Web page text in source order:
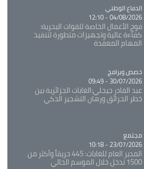
Catégorie
الدفاع الوطني
04/08/2026 - 12:10
فوج الأعمال الخاصة للقوات البحرية:
كفاءة عالية وتجهيزات متطورة لتنفيذ
المهام المعقدة
Catégorie
حصص وبرامج
30/07/2026 - 09:49
عبد القادر جيجلي:الغابات الجزائرية بين
خطر الحرائق ورهان التشجير الذكي
Catégorie
مجتمع
23/07/2026 - 10:18
المدير العام للغابات: 445 حريقاً وأكثر من
1500 تدخل خلال الموسم الحالي